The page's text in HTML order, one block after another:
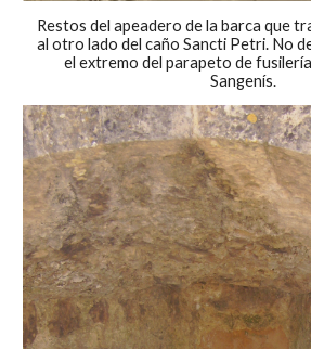
Restos del apeadero de la barca que
al otro lado del caño Sancti Petri. No
el extremo del parapeto de
Sangenís.